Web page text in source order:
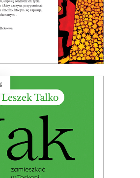
BOOK DO KOSZYKA
W TOSKANII
19 maja 2026